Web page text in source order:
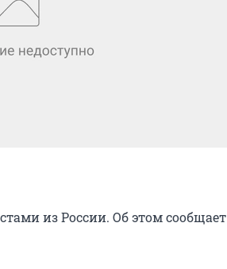
из России. Об этом сообщает